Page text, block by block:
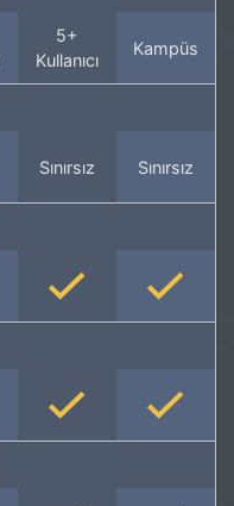
5+
Kullanıcı
Kampüs
Sınırsız Sınırsız